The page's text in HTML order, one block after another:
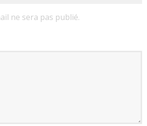
ne sera pas publié.